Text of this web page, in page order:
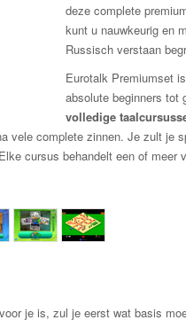
deze complete
kunt u nauwkeurig en
Russisch verstaan
Eurotalk Premiumset
absolute beginners tot
volledige
vele complete zinnen. Je zult je
cursus behandelt een of meer
je is, zul je eerst wat basis